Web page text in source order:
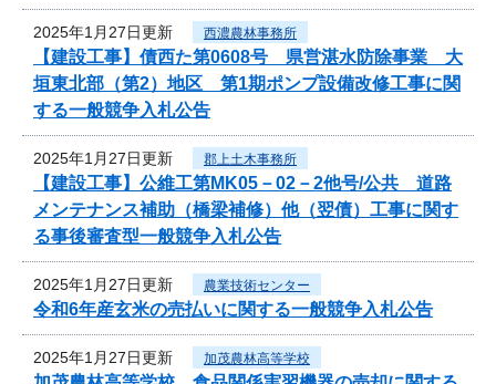
2025年1月27日更新 西濃農林事務所
【建設工事】債西た第0608号 県営湛水防除事業 大
垣東北部（第2）地区 第1期ポンプ設備改修工事に関
する一般競争入札公告
2025年1月27日更新 郡上土木事務所
【建設工事】公維工第MK05－02－2他号/公共 道路
メンテナンス補助（橋梁補修）他（翌債）工事に関す
る事後審査型一般競争入札公告
2025年1月27日更新 農業技術センター
令和6年産玄米の売払いに関する一般競争入札公告
2025年1月27日更新 加茂農林高等学校